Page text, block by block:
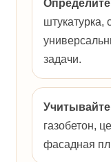
штукатурка,
задачи.
газобетон,
фасадная